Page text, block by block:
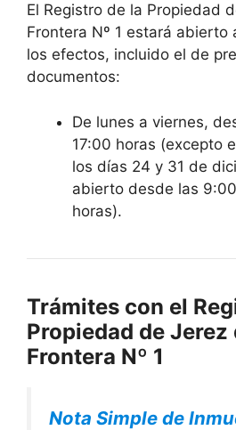
El Registro de la Propiedad
Frontera Nº 1 estará abierto
los efectos, incluido el de
documentos:
De lunes a viernes,
17:00 horas (excepto
los días 24 y 31 de
abierto desde las
horas).
Trámites con el
Propiedad de Jerez
Frontera Nº 1
Nota Simple de